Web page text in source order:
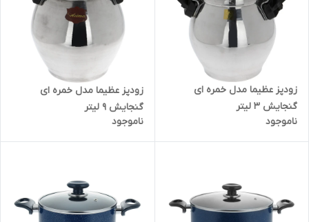
زودپز عظیما مدل خمره ای
گنجایش 3 لیتر
ناموجود
زودپز عظیما مدل خمره ای
گنجایش 9 لیتر
ناموجود